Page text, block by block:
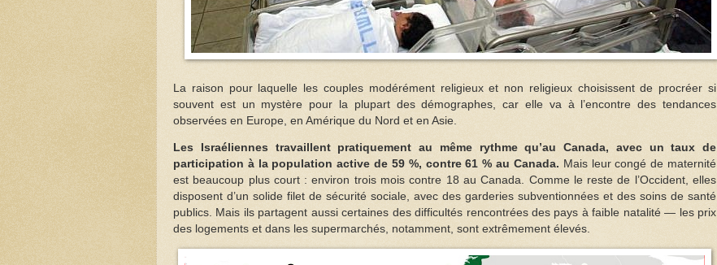
La raison pour laquelle les couples modérément religieux et non religieux choisissent de procréer si
souvent est un mystère pour la plupart des démographes, car elle va à l’encontre des tendances
observées en Europe, en Amérique du Nord et en Asie.
Les Israéliennes travaillent pratiquement au même rythme qu’au Canada, avec un taux de
participation à la population active de 59 %, contre 61 % au Canada. Mais leur congé de maternité
est beaucoup plus court : environ trois mois contre 18 au Canada. Comme le reste de l’Occident, elles
disposent d’un solide filet de sécurité sociale, avec des garderies subventionnées et des soins de santé
publics. Mais ils partagent aussi certaines des difficultés rencontrées des pays à faible natalité — les prix
des logements et dans les supermarchés, notamment, sont extrêmement élevés.